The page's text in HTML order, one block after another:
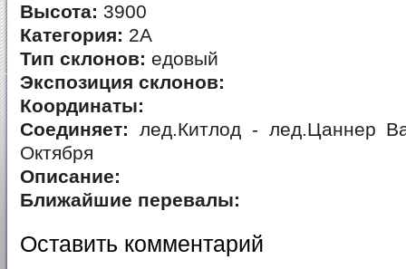
Высота: 3900
Категория: 2А
Тип склонов: едовый
Экспозиция склонов:
Координаты:
Соединяет: лед.Китлод - лед.Цаннер
Октября
Описание:
Ближайшие перевалы:
Оставить комментарий